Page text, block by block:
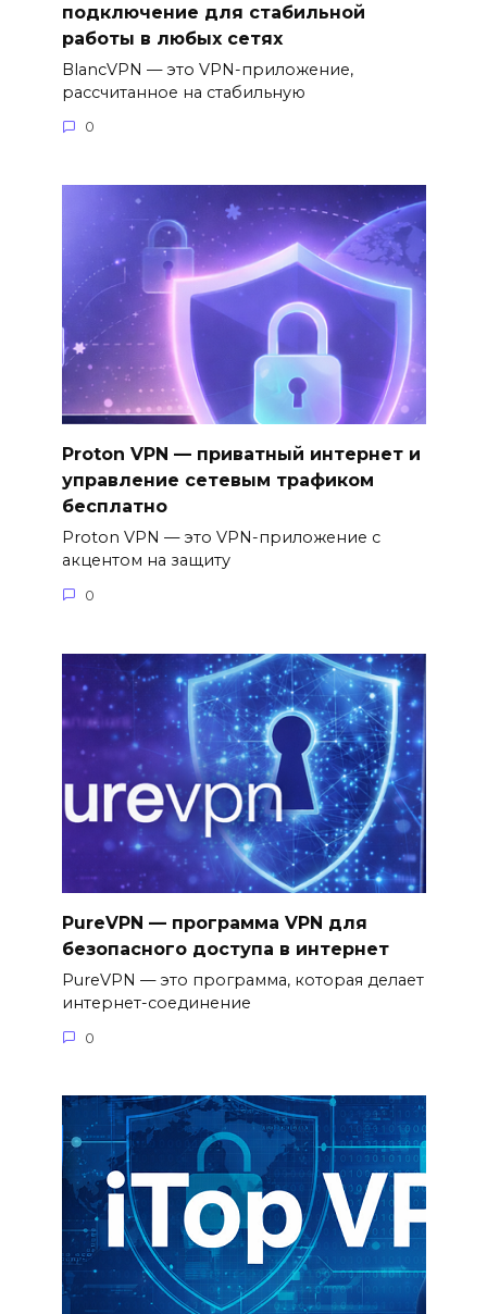
подключение для стабильной
работы в любых сетях
BlancVPN — это VPN-приложение,
рассчитанное на стабильную
0
Proton VPN — приватный интернет и
управление сетевым трафиком
бесплатно
Proton VPN — это VPN-приложение с
акцентом на защиту
0
PureVPN — программа VPN для
безопасного доступа в интернет
PureVPN — это программа, которая делает
интернет-соединение
0